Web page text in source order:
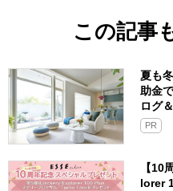
この記事
夏も
助金
ログ
PR
【10
lorer